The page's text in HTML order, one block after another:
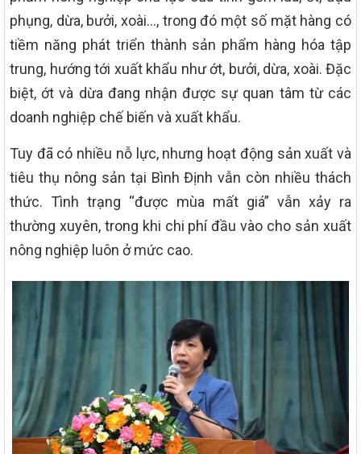
phụng, dừa, bưởi, xoài…, trong đó một số mặt hàng có
tiềm năng phát triển thành sản phẩm hàng hóa tập
trung, hướng tới xuất khẩu như ớt, bưởi, dừa, xoài. Đặc
biệt, ớt và dừa đang nhận được sự quan tâm từ các
doanh nghiệp chế biến và xuất khẩu.
Tuy đã có nhiều nỗ lực, nhưng hoạt động sản xuất và
tiêu thụ nông sản tại Bình Định vẫn còn nhiều thách
thức. Tình trạng “được mùa mất giá” vẫn xảy ra
thường xuyên, trong khi chi phí đầu vào cho sản xuất
nông nghiệp luôn ở mức cao.